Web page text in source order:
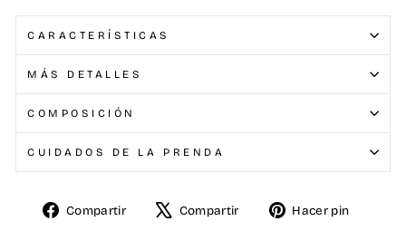
CARACTERÍSTICAS
MÁS DETALLES
COMPOSICIÓN
CUIDADOS DE LA PRENDA
Compartir Compartir Hacer pin